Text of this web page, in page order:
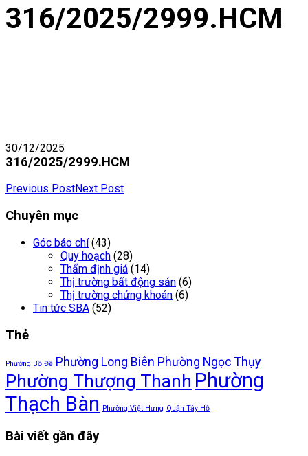
316/2025/2999.HCM
30/12/2025
316/2025/2999.HCM
Previous PostNext Post
Chuyên mục
Góc báo chí (43)
Quy hoạch (28)
Thẩm định giá (14)
Thị trường bất động sản (6)
Thị trường chứng khoán (6)
Tin tức SBA (52)
Thẻ
Phường Bồ Đề Phường Long Biên Phường Ngọc Thụy
Phường Thượng Thanh Phường
Thạch Bàn
Phường Việt Hưng Quận Tây Hồ
Bài viết gần đây